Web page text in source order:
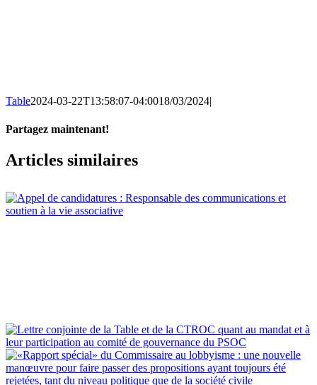
Table2024-03-22T13:58:07-04:0018/03/2024|
Partagez maintenant!
Facebook
X
Email
Articles similaires